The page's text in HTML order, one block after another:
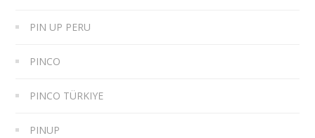
PIN UP PERU
PINCO
PINCO TÜRKIYE
PINUP